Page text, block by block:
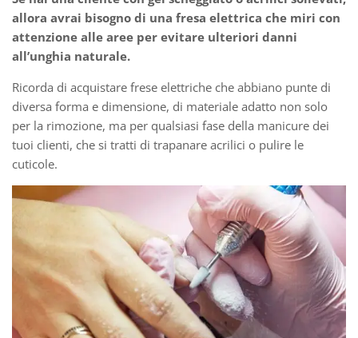
allora avrai bisogno di una fresa elettrica che miri con
attenzione alle aree per evitare ulteriori danni
all’unghia naturale.
Ricorda di acquistare frese elettriche che abbiano punte di
diversa forma e dimensione, di materiale adatto non solo
per la rimozione, ma per qualsiasi fase della manicure dei
tuoi clienti, che si tratti di trapanare acrilici o pulire le
cuticole.